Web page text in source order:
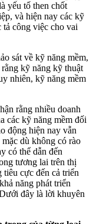
yếu tố then chốt
và hiện nay các kỹ
tả công việc cho vai
sát về kỹ năng mềm,
kỹ năng kỹ thuật
nhiên, kỹ năng mềm
rằng nhiều doanh
các kỹ năng mềm đối
động hiện nay vẫn
dù không có rào
có thể dẫn đến
tương lai trên thị
tiêu cực đến cả triển
năng phát triển
đây là lời khuyên